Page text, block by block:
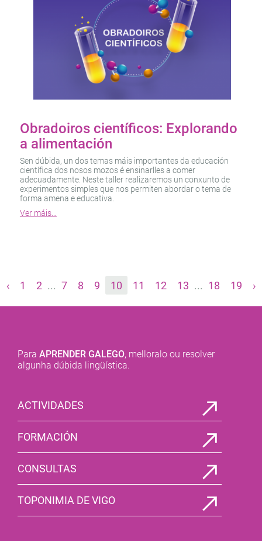
Obradoiros científicos: Explorando
a alimentación
Sen dúbida, un dos temas máis importantes da educación
científica dos nosos mozos é ensinarlles a comer
adecuadamente. Neste taller realizaremos un conxunto de
experimentos simples que nos permiten abordar o tema de
forma amena e educativa.
Ver máis…
‹ 1 2 ... 7 8 9 10 11 12 13 ... 18 19 ›
Para APRENDER GALEGO, melloralo ou resolver
algunha dúbida lingüística.
ACTIVIDADES
FORMACIÓN
CONSULTAS
TOPONIMIA DE VIGO